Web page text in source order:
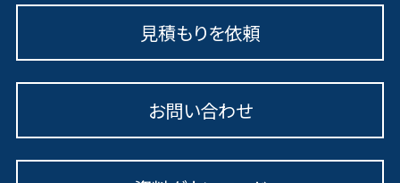
見積もりを依頼
お問い合わせ